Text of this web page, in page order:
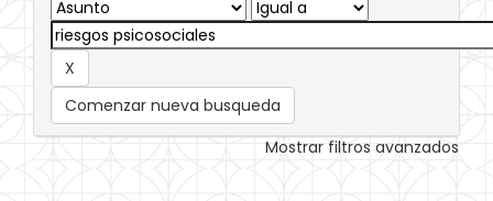
Comenzar nueva busqueda
Mostrar filtros avanzados